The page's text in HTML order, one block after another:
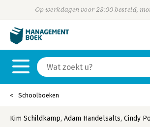
Op werkdagen voor 23:00 besteld,
Schoolboeken
Kim Schildkamp, Adam Handelsalts, Cindy